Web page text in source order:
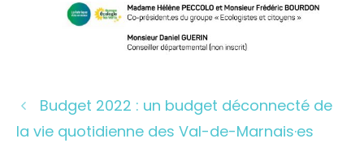
Budget 2022 : un budget déconnecté de
la vie quotidienne des Val-de-Marnais·es